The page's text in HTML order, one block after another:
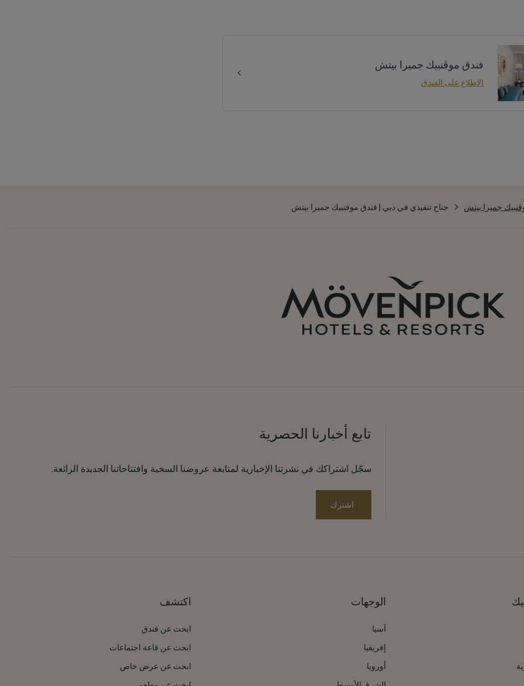
فندق موڤنبيك جميرا بيتش
الاطلاع على الفندق
جميرا بيتش جناح تنفيذي في دبي | فندق موفنبيك جميرا بيتش
تابع أخبارنا الحصرية
سجّل اشتراكك في نشرتنا الإخبارية لمتابعة عروضنا السخية وافتتاحاتنا الجديدة الرائعة.
اشترك
اكتشف
ابحث عن فندق
ابحث عن قاعة اجتماعات
ابحث عن عرض خاص
الوجهات
آسيا
إفريقيا
أوروبا